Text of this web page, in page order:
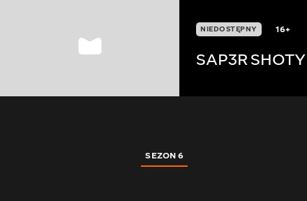
NIEDOSTĘPNY 16+
SAP3R SHOTY
SEZON 6